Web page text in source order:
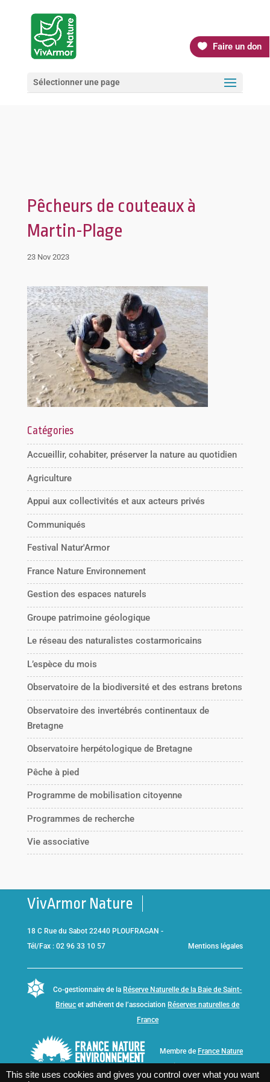
Faire un don
Sélectionner une page
Pêcheurs de couteaux à
Martin-Plage
23 Nov 2023
Catégories
Accueillir, cohabiter, préserver la nature au quotidien
Agriculture
Appui aux collectivités et aux acteurs privés
Communiqués
Festival Natur'Armor
France Nature Environnement
Gestion des espaces naturels
Groupe patrimoine géologique
Le réseau des naturalistes costarmoricains
L’espèce du mois
Observatoire de la biodiversité et des estrans bretons
Observatoire des invertébrés continentaux de
Bretagne
Observatoire herpétologique de Bretagne
Pêche à pied
Programme de mobilisation citoyenne
Programmes de recherche
Vie associative
VivArmor Nature
18 C Rue du Sabot 22440 PLOUFRAGAN -
Tél/Fax : 02 96 33 10 57
Mentions légales
Co-gestionnaire de la Réserve Naturelle de la Baie de Saint-
Brieuc et adhérent de l’association Réserves naturelles de
France
Membre de France Nature
This site uses cookies and gives you control over what you want